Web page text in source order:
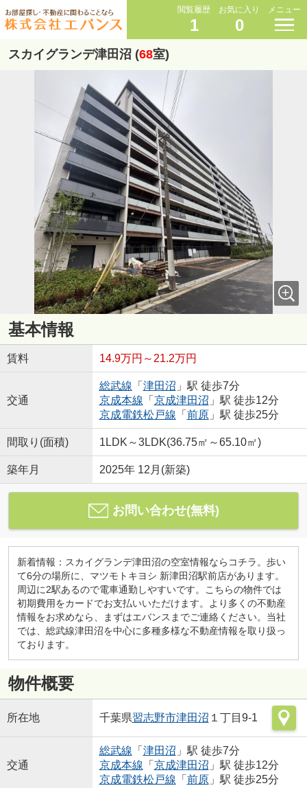
閲覧履歴
1
お気に入り
0
メニュー
スカイグランデ津田沼 (68室)
基本情報
賃料 14.9万円～21.2万円
交通
総武線 「 津田沼 」駅 徒歩7分
京成本線 「 京成津田沼 」駅 徒歩12分
京成電鉄松戸線 「 前原」駅 徒歩25分
間取り(面積) 1LDK～3LDK(36.75㎡～65.10㎡)
築年月 2025年 12月(新築)
お問い合わせ(無料)
新着情報：スカイグランデ津田沼の空室情報ならコチラ。歩い
て6分の場所に、マツモトキヨシ 新津田沼駅前店があります。
周辺に2駅あるので電車通勤しやすいです。こちらの物件では
初期費用をカードでお支払いいただけます。より多くの不動産
情報をお求めなら、まずはエバンスまでご連絡ください。当社
では、総武線津田沼を中心に多種多様な不動産情報を取り扱っ
ております。
物件概要
所在地 千葉県習志野市津田沼 １丁目9-1
交通
総武線 「 津田沼 」駅 徒歩7分
京成本線 「 京成津田沼 」駅 徒歩12分
京成電鉄松戸線 「 前原」駅 徒歩25分